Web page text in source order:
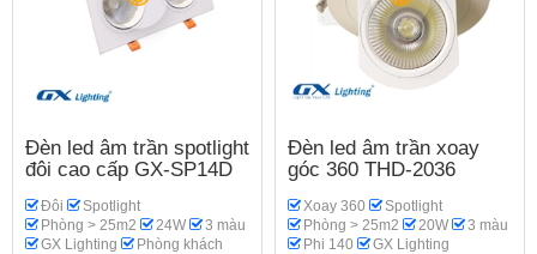
Đèn led âm trần spotlight
đôi cao cấp GX-SP14D
Đôi
Spotlight
Phòng > 25m2
24W
3 màu
GX Lighting
Phòng khách
Đèn led âm trần xoay
góc 360 THD-2036
Xoay 360
Spotlight
Phòng > 25m2
20W
3 màu
Phi 140
GX Lighting